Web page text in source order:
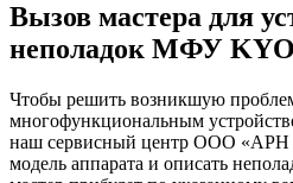
Вызов мастера для
неполадок МФУ
Чтобы решить возникшую
многофункциональным
наш сервисный центр ООО «АРН
модель аппарата и описать